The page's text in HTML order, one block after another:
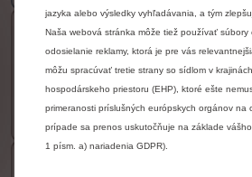
Jumpy Furgon L3
DOSTUPNÉ AJ V ELEKTRICKEJ
26 990 € bez DPH
Viac detailov
jazyka alebo výsledky vyhľadávania, a tým
Naša webová stránka môže tiež používať súbory
odosielanie reklamy, ktorá je pre vás
môžu spracúvať tretie strany so sídlom v
hospodárskeho priestoru (EHP), ktoré ešte
primeranosti príslušných európskych orgánov na
prípade sa prenos uskutočňuje na základe
1 písm. a) nariadenia GDPR).